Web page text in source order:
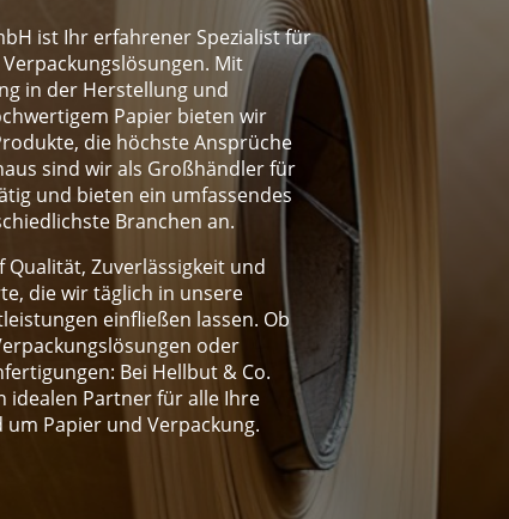
ist Ihr erfahrener Spezialist für
Mit
in der Herstellung und
Papier bieten wir
die höchste Ansprüche
sind wir als Großhändler für
und bieten ein umfassendes
Branchen an.
Qualität, Zuverlässigkeit und
die wir täglich in unsere
einfließen lassen. Ob
oder
Bei Hellbut & Co.
idealen Partner für alle Ihre
Papier und Verpackung.